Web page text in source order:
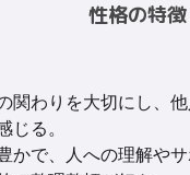
性格の特徴
関わりを大切にし、
じる。
かで、人への理解やサ